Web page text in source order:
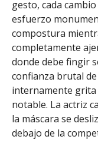
gesto, cada
esfuerzo
compostura
completamente
donde debe fingir
confianza brutal
internamente grita
notable. La actriz
la máscara se
debajo de la